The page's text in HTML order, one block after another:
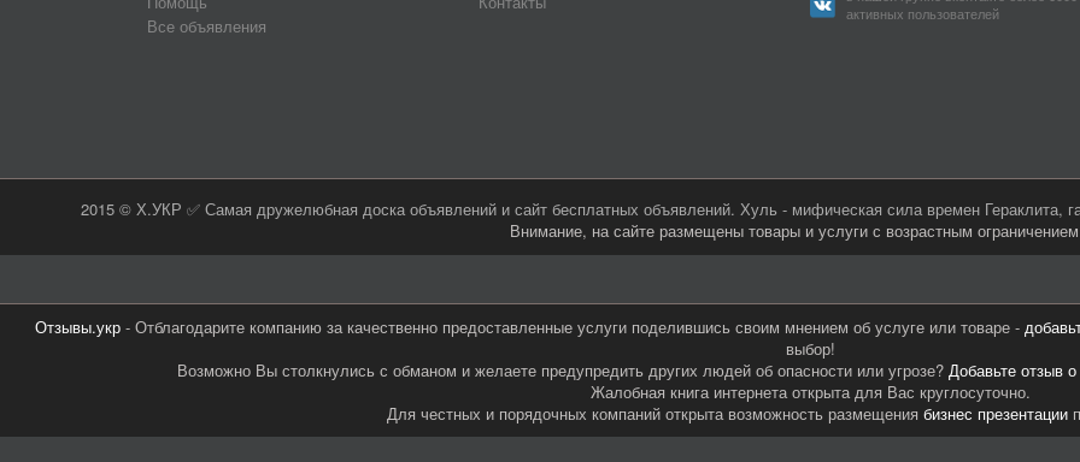
Все объявления
активных пользователей
2015 © Х.УКР ✅ Самая дружелюбная доска объявлений и сайт бесплатных объявлений. Хуль - мифическая сила времен Гераклита,
Внимание, на сайте размещены товары и услуги с возрастным
Отзывы.укр- Отблагодарите компанию за качественно предоставленные услуги поделившись своим мнением об услуге или товаре -
выбор!
Возможно Вы столкнулись с обманом и желаете предупредить других людей об опасности или угрозе? Добавьте отзыв
Жалобная книга интернета открыта для Вас круглосуточно.
Для честных и порядочных компаний открыта возможность размещения бизнес презентации